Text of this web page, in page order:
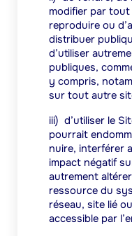
modifier par
reproduire ou
distribuer
d’utiliser
publiques,
y compris,
sur tout autre
iii) d’utiliser le
pourrait
nuire, interférer
impact négatif
autrement
ressource du
réseau, site lié
accessible par